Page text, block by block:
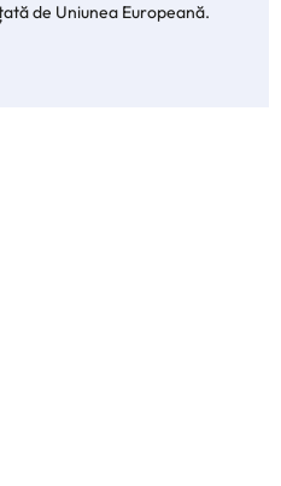
de Uniunea Europeană.